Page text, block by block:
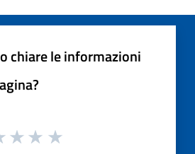
chiare le informazioni